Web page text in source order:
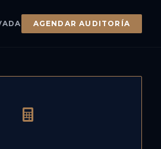
AGENDAR AUDITORÍA